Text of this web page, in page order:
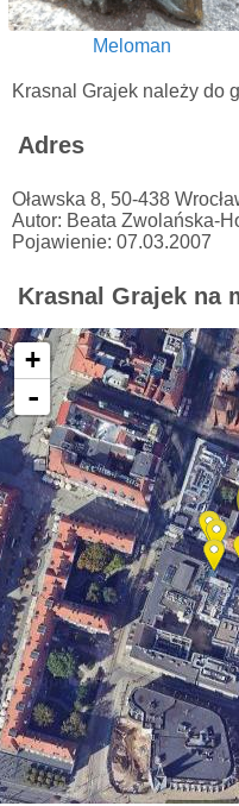
Meloman
Krasnal Grajek należy do
Adres
Oławska 8, 50-438
Autor: Beata Zwolańska-
Pojawienie: 07.03.2007
Krasnal Grajek na
+
-